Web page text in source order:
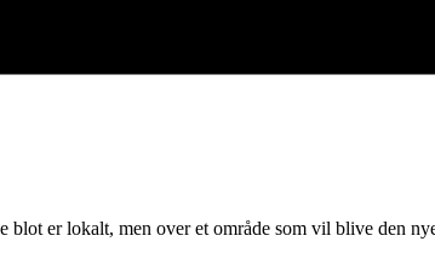
er lokalt, men over et område som vil blive den